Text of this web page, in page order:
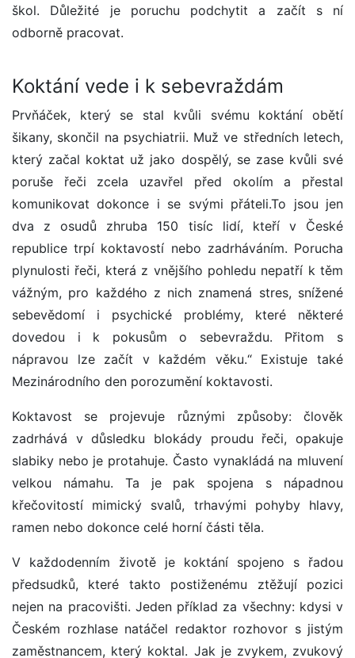
škol. Důležité je poruchu podchytit a začít s ní
odborně pracovat.
Koktání vede i k sebevraždám
Prvňáček, který se stal kvůli svému koktání obětí
šikany, skončil na psychiatrii. Muž ve středních letech,
který začal koktat už jako dospělý, se zase kvůli své
poruše řeči zcela uzavřel před okolím a přestal
komunikovat dokonce i se svými přáteli.To jsou jen
dva z osudů zhruba 150 tisíc lidí, kteří v České
republice trpí koktavostí nebo zadrháváním. Porucha
plynulosti řeči, která z vnějšího pohledu nepatří k těm
vážným, pro každého z nich znamená stres, snížené
sebevědomí i psychické problémy, které některé
dovedou i k pokusům o sebevraždu. Přitom s
nápravou lze začít v každém věku.“ Existuje také
Mezinárodního den porozumění koktavosti.
Koktavost se projevuje různými způsoby: člověk
zadrhává v důsledku blokády proudu řeči, opakuje
slabiky nebo je protahuje. Často vynakládá na mluvení
velkou námahu. Ta je pak spojena s nápadnou
křečovitostí mimický svalů, trhavými pohyby hlavy,
ramen nebo dokonce celé horní části těla.
V každodenním životě je koktání spojeno s řadou
předsudků, které takto postiženému ztěžují pozici
nejen na pracovišti. Jeden příklad za všechny: kdysi v
Českém rozhlase natáčel redaktor rozhovor s jistým
zaměstnancem, který koktal. Jak je zvykem, zvukový